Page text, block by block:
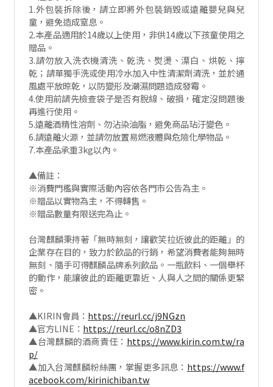
1.外包裝拆除後，請立即將外包裝銷毀或遠離嬰兒與兒
童，避免造成窒息。
2.本產品適用於14歲以上使用，非供14歲以下孩童使用之
贈品。
3.請勿放入洗衣機清洗、乾洗、熨燙、漂白、烘乾、擰
乾；請單獨手洗或使用冷水加入中性清潔劑清洗，並於通
風處平放晾乾，以防變形及潮濕問題造成發霉。
4.使用前請先檢查袋子是否有脫線、破損，確定沒問題後
再進行使用。
5.遠離酒精性溶劑、勿沾染油脂，避免商品玷汙變色。
6.請遠離火源，並請勿放置易燃液體與危險化學物品。
7.本產品承重3kg以內。
▲備註：
※消費門檻與實際活動內容依各門市公告為主。
※贈品以實物為主，不得轉售。
※贈品數量有限送完為止。
台灣麒麟秉持著「無時無刻，讓歡笑拉近彼此的距離」的
企業存在目的，致力於飲品的行銷，希望消費者能夠無時
無刻、隨手可得麒麟品牌系列飲品。一瓶飲料、一個舉杯
的動作，能讓彼此的距離更靠近、人與人之間的關係更緊
密。
▲KIRIN會員： https://reurl.cc/j9NGzn
▲官方LINE： https://reurl.cc/o8nZD3
▲台灣麒麟的酒商責任： https://www.kirin.com.tw/ra
p/
▲加入台灣麒麟粉絲團，掌握更多訊息： https://www.f
acebook.com/kirinichiban.tw